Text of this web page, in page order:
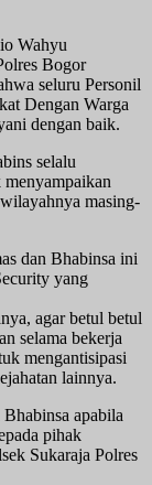
Wahyu
Bogor
seluru Personil
Dengan Warga
dengan baik.
selalu
masing-
dan Bhabinsa ini
yang
agar betul betul
selama bekerja
mengantisipasi
lainnya.
apabila
pihak
Sukaraja Polres